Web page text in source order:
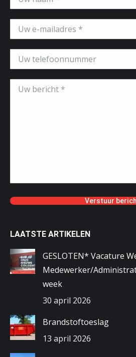
LAATSTE ARTIKELEN
GESLOTEN* Vacature
Medewerker/
week
30 april 2026
Brandstoftoeslag
13 april 2026